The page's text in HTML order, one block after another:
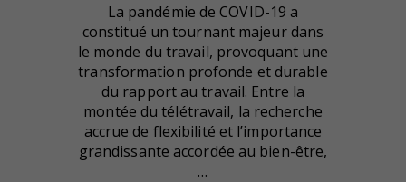
La pandémie de COVID-19 a
constitué un tournant majeur dans
le monde du travail, provoquant une
transformation profonde et durable
du rapport au travail. Entre la
montée du télétravail, la recherche
accrue de flexibilité et l’importance
grandissante accordée au bien-être,
…